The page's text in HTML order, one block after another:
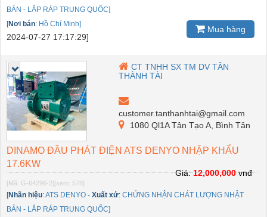
BẢN - LẮP RÁP TRUNG QUỐC]
[Nơi bán: Hồ Chí Minh]
2024-07-27 17:17:29]
Mua hàng
CT TNHH SX TM DV TÂN
THÀNH TÀI
customer.tanthanhtai@gmail.com
1080 Ql1A Tân Tạo A, Bình Tân
DINAMO ĐẦU PHÁT ĐIỆN ATS DENYO NHẬP KHẨU
17.6KW
[Mã: G-64296-2][xem: 578]
[Nhãn hiệu:ATS DENYO - Xuất xứ: CHỨNG NHẬN CHÁT LƯỢNG NHẬT
BẢN - LẮP RÁP TRUNG QUỐC]
Giá:12,000,000vnđ